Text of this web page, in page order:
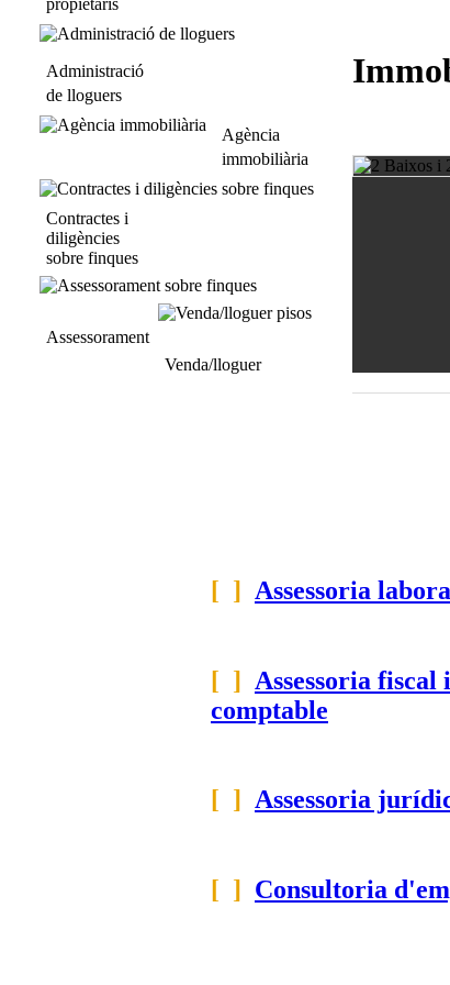
propietaris
Administració
de lloguers
Agència
immobiliària
Contractes i
diligències
sobre finques
Assessorament
Venda/lloguer
[ ] Assessoria
[ ] Assessoria fiscal i
comptable
[ ] Assessoria
[ ] Consultoria